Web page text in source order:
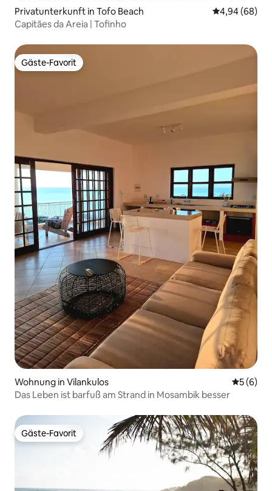
Privatunterkunft in Tofo Beach
4,94 (68)
Capitães da Areia | Tofinho
Gäste-Favorit
Gäste-Favorit
Wohnung in Vilankulos
5 (6)
Das Leben ist barfuß am Strand in Mosambik besser
Gäste-Favorit
Gäste-Favorit